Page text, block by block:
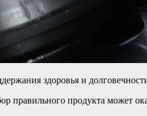
здоровья и
продукта может